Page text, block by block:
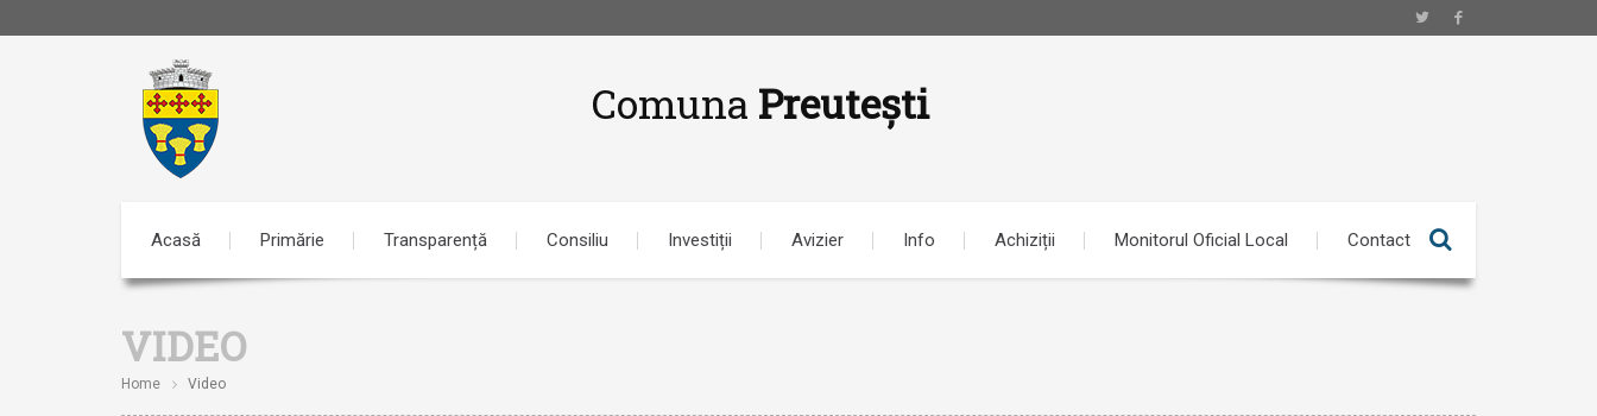
Comuna Preutești
Acasă Primărie Transparență Consiliu Investiții Avizier Info Achiziții Monitorul Oficial Local Contact
VIDEO
Home Video